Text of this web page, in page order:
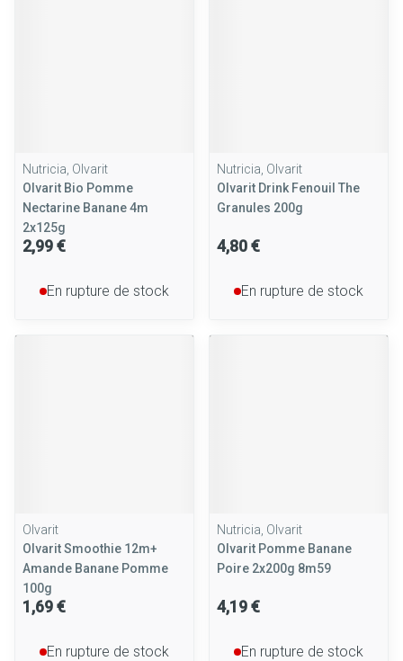
Nutricia, Olvarit
Olvarit Bio Pomme
Nectarine Banane 4m
2x125g
2,99 €
En rupture de stock
Nutricia, Olvarit
Olvarit Drink Fenouil The
Granules 200g
4,80 €
En rupture de stock
Olvarit
Olvarit Smoothie 12m+
Amande Banane Pomme
100g
1,69 €
En rupture de stock
Nutricia, Olvarit
Olvarit Pomme Banane
Poire 2x200g 8m59
4,19 €
En rupture de stock